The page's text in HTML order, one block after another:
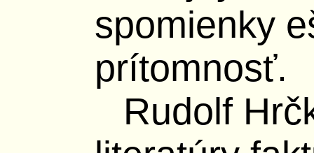
spomienky
prítomnosť.
Rudolf